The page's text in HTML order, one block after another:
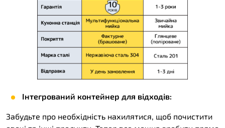
Інтегрований контейнер для відходів:
Забудьте про необхідність нахилятися, щоб почистити